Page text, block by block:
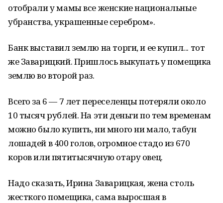
отобрали у мамы все женские национальные
убранства, украшенные серебром».
Банк выставил землю на торги, и ее купил... тот
же Заварицкий. Пришлось выкупать у помещика
землю во второй раз.
Всего за 6 — 7 лет переселенцы потеряли около
10 тысяч рублей. На эти деньги по тем временам
можно было купить, ни много ни мало, табун
лошадей в 400 голов, огромное стадо из 670
коров или пятитысячную отару овец.
Надо сказать, Ирина Заварицкая, жена столь
жесткого помещика, сама выросшая в